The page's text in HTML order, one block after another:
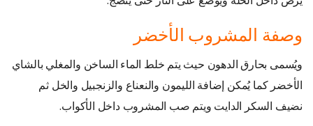
وصفة المشروب الأخضر
ويُسمى بحارق الدهون حيث يتم خلط الماء الساخن والمغلي بالشاي
الأخضر كما يُمكن إضافة الليمون والنعناع والزنجبيل والخل ثم
نضيف السكر الدايت ويتم صب المشروب داخل الأكواب.